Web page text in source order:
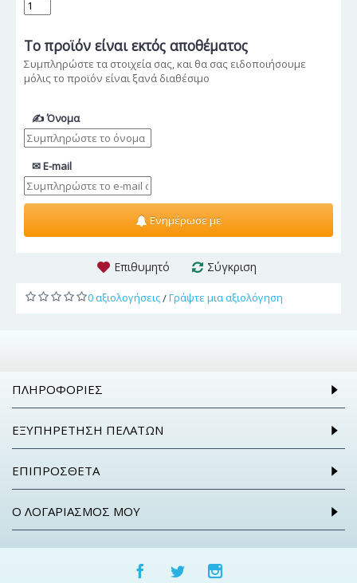
Το προϊόν είναι εκτός αποθέματος
Συμπληρώστε τα στοιχεία σας, και θα σας ειδοποιήσουμε
μόλις το προϊόν είναι ξανά διαθέσιμο
✍ Όνομα
✉ E-mail
Ενημέρωσε με
Επιθυμητό Σύγκριση
0 αξιολογήσεις/Γράψτε μια αξιολόγηση
ΠΛΗΡΟΦΟΡΊΕΣ
ΕΞΥΠΗΡΈΤΗΣΗ ΠΕΛΑΤΏΝ
ΕΠΙΠΡΌΣΘΕΤΑ
Ο ΛΟΓΑΡΙΑΣΜΌΣ ΜΟΥ